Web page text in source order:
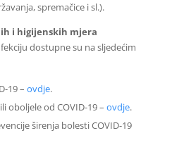
spremačice i sl.).
i higijenskih mjera
dostupne su na sljedećim
19 – ovdje.
oboljele od COVID-19 – ovdje.
širenja bolesti COVID-19